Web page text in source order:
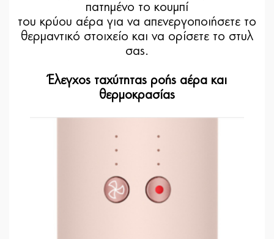
πατημένο το κουμπί
του κρύου αέρα για να απενεργοποιήσετε το
θερμαντικό στοιχείο και να ορίσετε το στυλ
σας.
Έλεγχος ταχύτητας ροής αέρα και
θερμοκρασίας